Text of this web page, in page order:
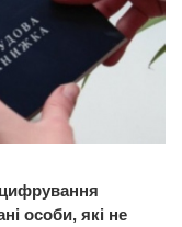
особи, які не